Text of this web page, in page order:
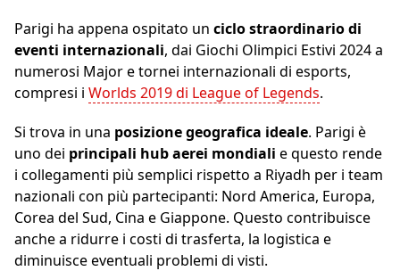
Parigi ha appena ospitato un ciclo straordinario di
eventi internazionali, dai Giochi Olimpici Estivi 2024 a
numerosi Major e tornei internazionali di esports,
compresi i Worlds 2019 di League of Legends.
Si trova in una posizione geografica ideale. Parigi è
uno dei principali hub aerei mondiali e questo rende
i collegamenti più semplici rispetto a Riyadh per i team
nazionali con più partecipanti: Nord America, Europa,
Corea del Sud, Cina e Giappone. Questo contribuisce
anche a ridurre i costi di trasferta, la logistica e
diminuisce eventuali problemi di visti.